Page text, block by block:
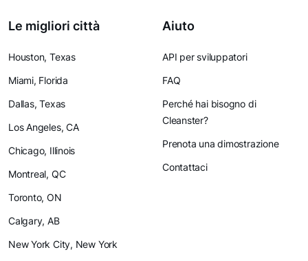
Le migliori città
Houston, Texas
Miami, Florida
Dallas, Texas
Los Angeles, CA
Chicago, Illinois
Montreal, QC
Toronto, ON
Calgary, AB
New York City, New York
Aiuto
API per sviluppatori
FAQ
Perché hai bisogno di
Cleanster?
Prenota una dimostrazione
Contattaci